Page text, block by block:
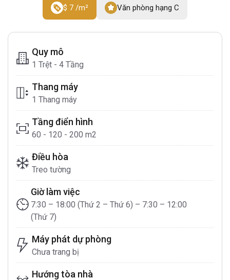
$ 7 /m² Văn phòng hạng C
Quy mô
1 Trệt - 4 Tầng
Thang máy
1 Thang máy
Tầng điển hình
60 - 120 - 200 m2
Điều hòa
Treo tường
Giờ làm việc
7:30 – 18:00 (Thứ 2 – Thứ 6) – 7:30 – 12:00
(Thứ 7)
Máy phát dự phòng
Chưa trang bị
Hướng tòa nhà